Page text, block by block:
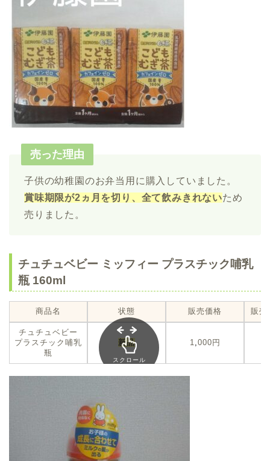
売った理由
子供の幼稚園のお弁当用に購入していました。
賞味期限が2ヵ月を切り、全て飲みきれないため
売りました。
チュチュベビー ミッフィー プラスチック哺乳
瓶 160ml
商品名 状態 販売価格 販売
チュチュベビー
プラスチック哺乳
瓶
新品 1,000円
スクロール